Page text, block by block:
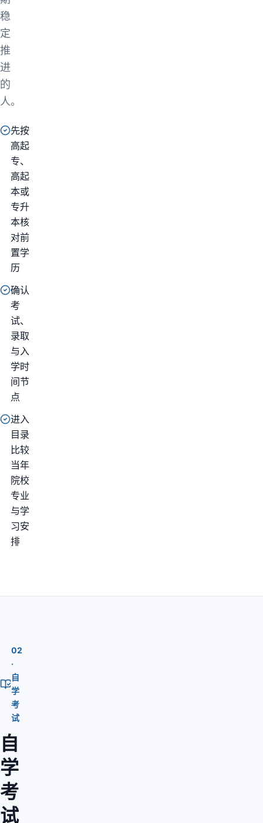
稳
定
推
进
的
人。
先按
高起
专、
高起
本或
专升
本核
对前
置学
历
确认
考
试、
录取
与入
学时
间节
点
进入
目录
比较
当年
院校
专业
与学
习安
排
02
·
自
学
考
试
自
学
考
试